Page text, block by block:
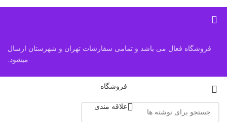
فروشگاه فعال می باشد و تمامی سفارشات تهران و شهرستان ارسال
میشود.
فروشگاه
علاقه مندی